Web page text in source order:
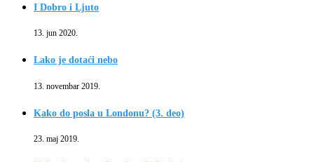
I Dobro i Ljuto
13. jun 2020.
Lako je dotaći nebo
13. novembar 2019.
Kako do posla u Londonu? (3. deo)
23. maj 2019.